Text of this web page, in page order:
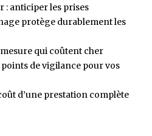
: anticiper les prises
protège durablement les
qui coûtent cher
points de vigilance pour vos
d’une prestation complète